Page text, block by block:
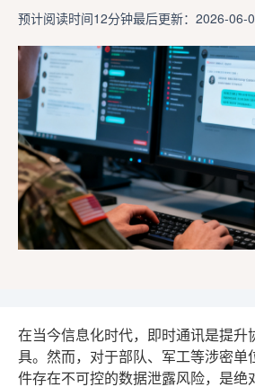
预计阅读时间12分钟最后更新：2026-06-
在当今信息化时代，即时通讯是提升
具。然而，对于部队、军工等涉密单
件存在不可控的数据泄露风险，是绝